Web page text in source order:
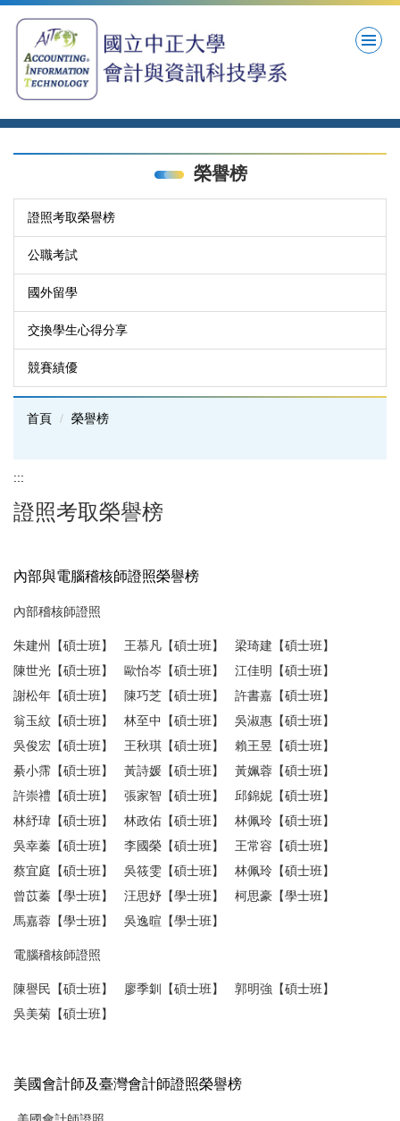
到
區
榮譽榜
證照考取榮譽榜
公職考試
國外留學
交換學生心得分享
競賽績優
首頁 榮譽榜
:::
證照考取榮譽榜
內部與電腦稽核師證照榮譽榜
內部稽核師證照
朱建州【碩士班】 王慕凡【碩士班】 梁琦建【碩士班】
陳世光【碩士班】 歐怡岑【碩士班】 江佳明【碩士班】
謝松年【碩士班】 陳巧芝【碩士班】 許書嘉【碩士班】
翁玉紋【碩士班】 林至中【碩士班】 吳淑惠【碩士班】
吳俊宏【碩士班】 王秋琪【碩士班】 賴王昱【碩士班】
綦小霈【碩士班】 黃詩媛【碩士班】 黃姵蓉【碩士班】
許崇禮【碩士班】 張家智【碩士班】 邱錦妮【碩士班】
林紓瑋【碩士班】 林政佑【碩士班】 林佩玲【碩士班】
吳幸蓁【碩士班】 李國榮【碩士班】 王常容【碩士班】
蔡宜庭【碩士班】 吳筱雯【碩士班】 林佩玲【碩士班】
曾苡蓁【學士班】 汪思妤【學士班】 柯思豪【學士班】
馬嘉蓉【學士班】 吳逸暄【學士班】
電腦稽核師證照
陳譽民【碩士班】 廖季釧【碩士班】 郭明強【碩士班】
吳美菊【碩士班】
美國會計師及臺灣會計師證照榮譽榜